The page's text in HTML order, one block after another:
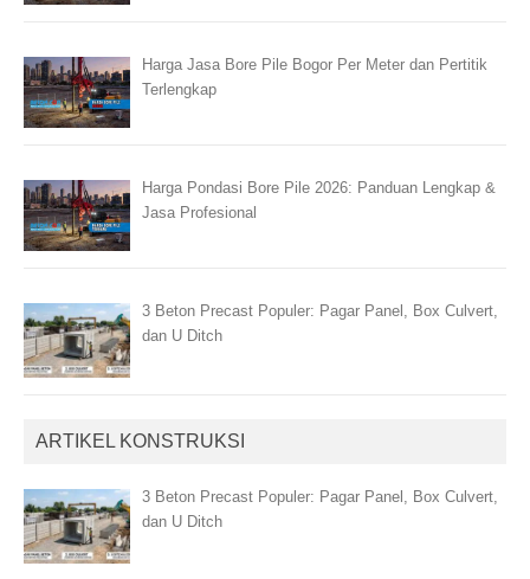
Harga Jasa Bore Pile Bogor Per Meter dan Pertitik
Terlengkap
Harga Pondasi Bore Pile 2026: Panduan Lengkap &
Jasa Profesional
3 Beton Precast Populer: Pagar Panel, Box Culvert,
dan U Ditch
ARTIKEL KONSTRUKSI
3 Beton Precast Populer: Pagar Panel, Box Culvert,
dan U Ditch